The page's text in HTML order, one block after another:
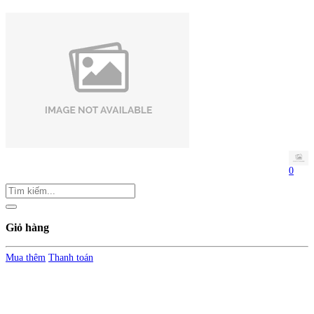
0
Giỏ hàng
Mua thêm Thanh toán